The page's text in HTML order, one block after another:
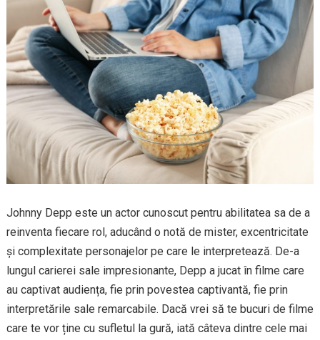
Johnny Depp este un actor cunoscut pentru abilitatea sa de a
reinventa fiecare rol, aducând o notă de mister, excentricitate
și complexitate personajelor pe care le interpretează. De-a
lungul carierei sale impresionante, Depp a jucat în filme care
au captivat audiența, fie prin povestea captivantă, fie prin
interpretările sale remarcabile. Dacă vrei să te bucuri de filme
care te vor ține cu sufletul la gură, iată câteva dintre cele mai